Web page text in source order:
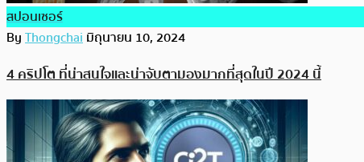
สปอนเซอร์
ByThongchaiมิถุนายน 10, 2024
4 คริปโต ที่น่าสนใจและน่าจับตามองมากที่สุดในปี 2024 นี้